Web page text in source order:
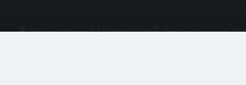
Versão do Sistema:3.5.3 - 19/06/2026 Portal atualizado em:07/